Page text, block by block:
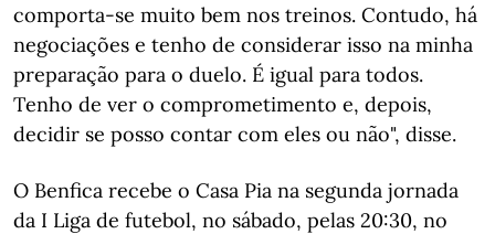
comporta-se muito bem nos treinos. Contudo, há
negociações e tenho de considerar isso na minha
preparação para o duelo. É igual para todos.
Tenho de ver o comprometimento e, depois,
decidir se posso contar com eles ou não", disse.
O Benfica recebe o Casa Pia na segunda jornada
da I Liga de futebol, no sábado, pelas 20:30, no